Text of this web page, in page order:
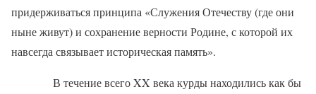
придерживаться принципа «Служения Отечеству (где они
ныне живут) и сохранение верности Родине, с которой их
навсегда связывает историческая память».
В течение всегоXX века курды находились как бы